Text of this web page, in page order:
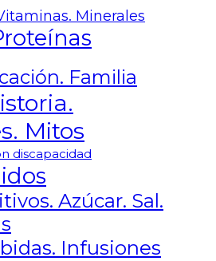
Minerales
Familia
Mitos
discapacidad
Azúcar. Sal.
Infusiones